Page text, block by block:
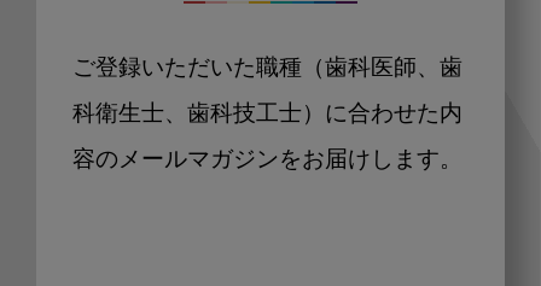
ご登録いただいた職種（歯科医師、歯
科衛生士、歯科技工士）に合わせた内
容のメールマガジンをお届けします。